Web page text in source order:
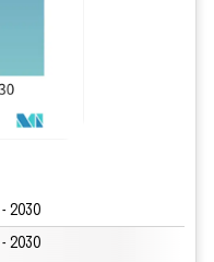
2030
2030